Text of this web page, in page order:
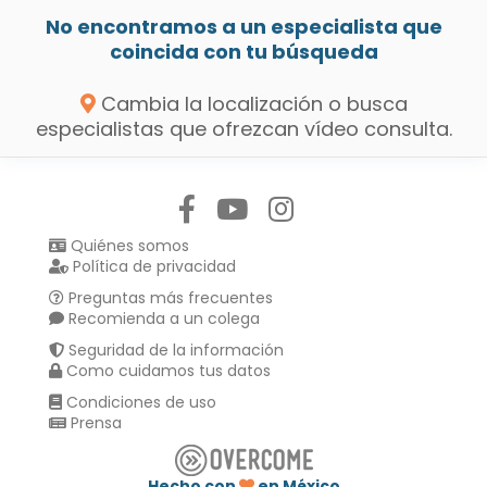
No encontramos a un especialista que
coincida con tu búsqueda
Cambia la localización o busca
especialistas que ofrezcan vídeo consulta.
Quiénes somos
Política de privacidad
Preguntas más frecuentes
Recomienda a un colega
Seguridad de la información
Como cuidamos tus datos
Condiciones de uso
Prensa